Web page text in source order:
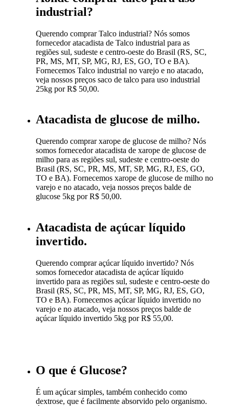
industrial?
Querendo comprar Talco industrial? Nós somos
fornecedor atacadista de Talco industrial para as
regiões sul, sudeste e centro-oeste do Brasil (RS, SC,
PR, MS, MT, SP, MG, RJ, ES, GO, TO e BA).
Fornecemos Talco industrial no varejo e no atacado,
veja nossos preços saco de talco para uso industrial
25kg por R$ 50,00.
Atacadista de glucose de milho.
Querendo comprar xarope de glucose de milho? Nós
somos fornecedor atacadista de xarope de glucose de
milho para as regiões sul, sudeste e centro-oeste do
Brasil (RS, SC, PR, MS, MT, SP, MG, RJ, ES, GO,
TO e BA). Fornecemos xarope de glucose de milho no
varejo e no atacado, veja nossos preços balde de
glucose 5kg por R$ 50,00.
Atacadista de açúcar líquido
invertido.
Querendo comprar açúcar líquido invertido? Nós
somos fornecedor atacadista de açúcar líquido
invertido para as regiões sul, sudeste e centro-oeste do
Brasil (RS, SC, PR, MS, MT, SP, MG, RJ, ES, GO,
TO e BA). Fornecemos açúcar líquido invertido no
varejo e no atacado, veja nossos preços balde de
açúcar líquido invertido 5kg por R$ 55,00.
O que é Glucose?
É um açúcar simples, também conhecido como
dextrose, que é facilmente absorvido pelo organismo.